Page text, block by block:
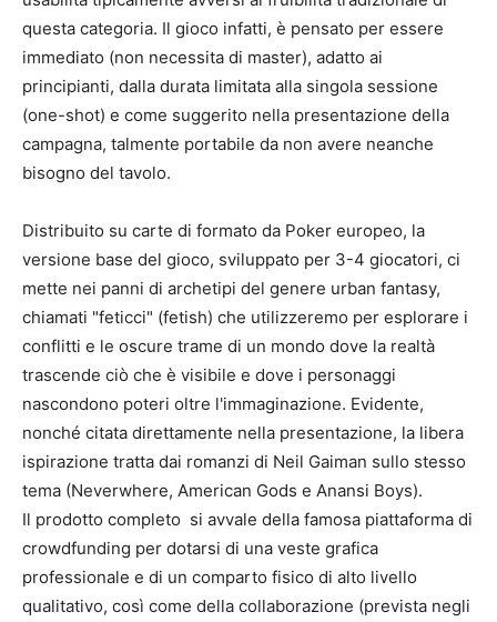
questa categoria. Il gioco infatti, è pensato per essere
immediato (non necessita di master), adatto ai
principianti, dalla durata limitata alla singola sessione
(one-shot) e come suggerito nella presentazione della
campagna, talmente portabile da non avere neanche
bisogno del tavolo.
Distribuito su carte di formato da Poker europeo, la
versione base del gioco, sviluppato per 3-4 giocatori, ci
mette nei panni di archetipi del genere urban fantasy,
chiamati "feticci" (fetish) che utilizzeremo per esplorare i
conflitti e le oscure trame di un mondo dove la realtà
trascende ciò che è visibile e dove i personaggi
nascondono poteri oltre l'immaginazione. Evidente,
nonché citata direttamente nella presentazione, la libera
ispirazione tratta dai romanzi di Neil Gaiman sullo stesso
tema (Neverwhere, American Gods e Anansi Boys).
Il prodotto completo si avvale della famosa piattaforma di
crowdfunding per dotarsi di una veste grafica
professionale e di un comparto fisico di alto livello
qualitativo, così come della collaborazione (prevista negli